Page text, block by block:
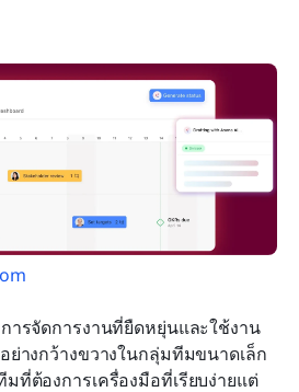
ารจัดการงานที่ยืดหยุ่นและใช้งาน
ย่างกว้างขวางในกลุ่มทีมขนาดเล็ก
ที่ต้องการเครื่องมือที่เรียบง่ายแต่